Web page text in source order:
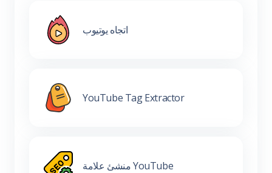
اتجاه يوتيوب
YouTube Tag Extractor
منشئ علامة YouTube